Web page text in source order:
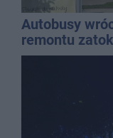
Autobusy
remontu zatok